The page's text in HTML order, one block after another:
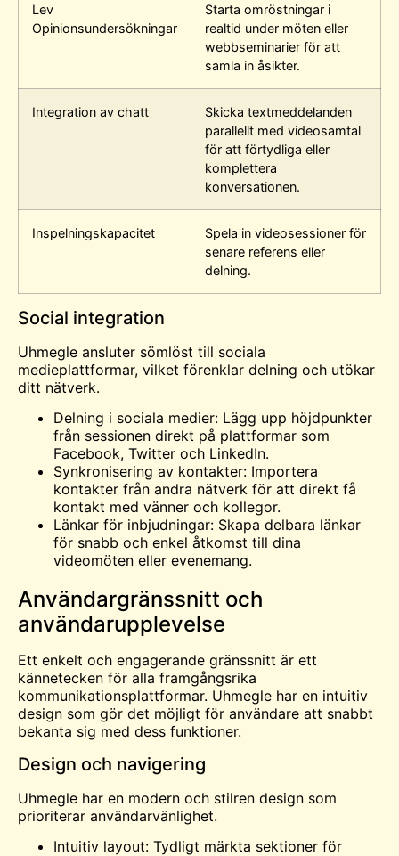
Lev
Opinionsundersökningar
Starta omröstningar i
realtid under möten eller
webbseminarier för att
samla in åsikter.
Integration av chatt
Skicka textmeddelanden
parallellt med videosamtal
för att förtydliga eller
komplettera
konversationen.
Inspelningskapacitet
Spela in videosessioner för
senare referens eller
delning.
Social integration
Uhmegle ansluter sömlöst till sociala
medieplattformar, vilket förenklar delning och utökar
ditt nätverk.
Delning i sociala medier: Lägg upp höjdpunkter
från sessionen direkt på plattformar som
Facebook, Twitter och LinkedIn.
Synkronisering av kontakter: Importera
kontakter från andra nätverk för att direkt få
kontakt med vänner och kollegor.
Länkar för inbjudningar: Skapa delbara länkar
för snabb och enkel åtkomst till dina
videomöten eller evenemang.
Användargränssnitt och
användarupplevelse
Ett enkelt och engagerande gränssnitt är ett
kännetecken för alla framgångsrika
kommunikationsplattformar. Uhmegle har en intuitiv
design som gör det möjligt för användare att snabbt
bekanta sig med dess funktioner.
Design och navigering
Uhmegle har en modern och stilren design som
prioriterar användarvänlighet.
Intuitiv layout: Tydligt märkta sektioner för